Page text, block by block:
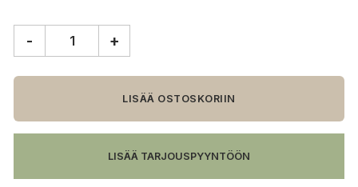
vitriini,
cm
leveä
- +
LISÄÄ OSTOSKORIIN
LISÄÄ TARJOUSPYYNTÖÖN